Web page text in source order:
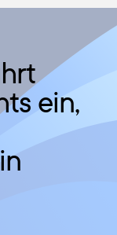
ein,